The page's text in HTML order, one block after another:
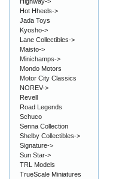
Hot Hheels->
Jada Toys
Kyosho->
Lane Collectibles->
Maisto->
Minichamps->
Mondo Motors
Motor City Classics
NOREV->
Revell
Road Legends
Schuco
Senna Collection
Shelby Collectibles->
Signature->
Sun Star->
TRL Models
TrueScale Miniatures